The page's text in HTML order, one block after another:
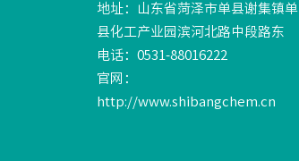
地址：山东省菏泽市单县谢集镇单
县化工产业园滨河北路中段路东
电话：0531-88016222
官网：
http://www.shibangchem.cn